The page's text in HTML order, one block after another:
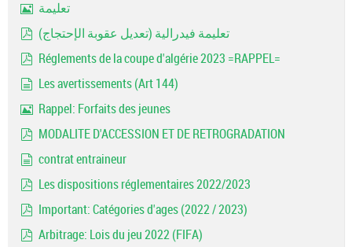
تعليمة
تعليمة فيدرالية (تعديل عقوبة الإحتجاج)
Réglements de la coupe d'algérie 2023 =RAPPEL=
Les avertissements (Art 144)
Rappel: Forfaits des jeunes
MODALITE D'ACCESSION ET DE RETROGRADATION
contrat entraineur
Les dispositions réglementaires 2022/2023
Important: Catégories d'ages (2022 / 2023)
Arbitrage: Lois du jeu 2022 (FIFA)